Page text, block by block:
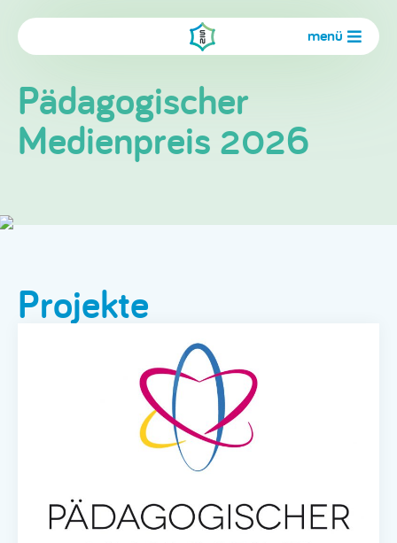
menü
Pädagogischer
Medienpreis 2026
Projekte